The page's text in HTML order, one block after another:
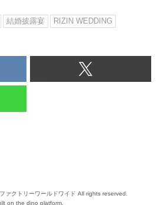
結婚披露宴
RIZIN WEDDING
ァクトリーワールドワイド All rights reserved.
on the dino platform.